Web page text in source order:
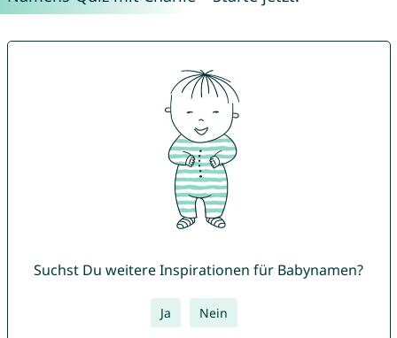
Suchst Du weitere Inspirationen für Babynamen?
Ja Nein